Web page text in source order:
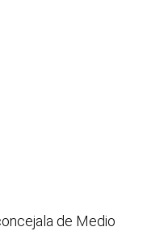
de Medio